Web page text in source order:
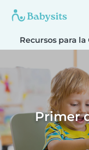
Recursos para
Primer